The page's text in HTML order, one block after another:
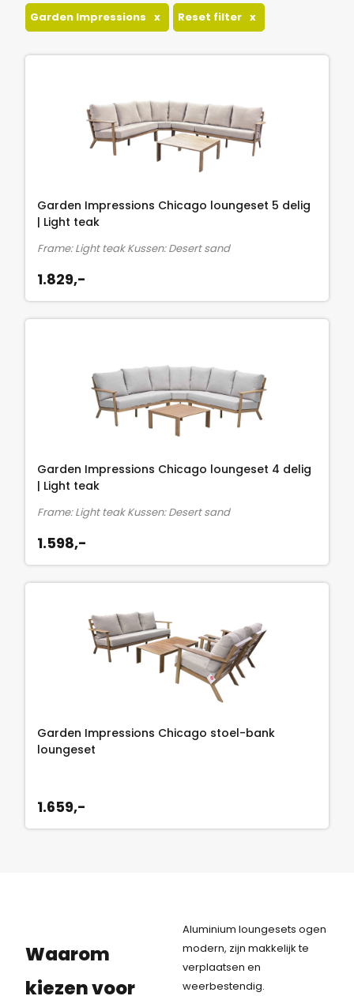
Garden Impressions x Reset filter x
Garden Impressions Chicago loungeset 5 delig
| Light teak
Frame: Light teak Kussen: Desert sand
1.829,-
Garden Impressions Chicago loungeset 4 delig
| Light teak
Frame: Light teak Kussen: Desert sand
1.598,-
Garden Impressions Chicago stoel-bank
loungeset
1.659,-
Waarom
kiezen voor
Aluminium loungesets ogen
modern, zijn makkelijk te
verplaatsen en
weerbestendig.